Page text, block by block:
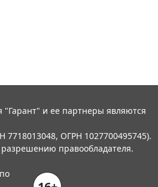
и ее партнеры являются
ОГРН 1027700495745).
правообладателя.